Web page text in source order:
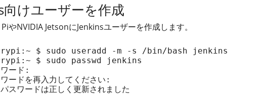
向けユーザーを作成
やNVIDIA JetsonにJenkinsユーザーを作成します。
$ sudo useradd -m -s /bin/bash jenkins
$ sudo passwd jenkins
ード:
ードを再入力してください:
ワードは正しく更新されました